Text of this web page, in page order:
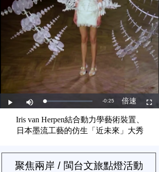
Iris van Herpen結合動力學藝術裝置、
日本墨流工藝的仿生「近未來」大秀
聚焦兩岸 / 閩台文旅點燈活動